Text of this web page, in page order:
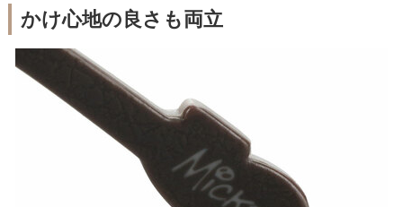
かけ心地の良さも両立